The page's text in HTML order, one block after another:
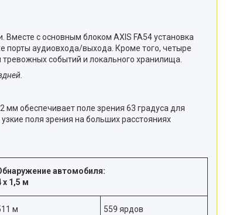
Вместе с основным блоком AXIS FA54 установка
порты аудиовхода/выхода. Кроме того, четыре
событий и локального хранилища.
мм обеспечивает поле зрения 63 градуса для
поля зрения на больших расстояниях
автомобиля:
х 1,5 м
м 559 ярдов